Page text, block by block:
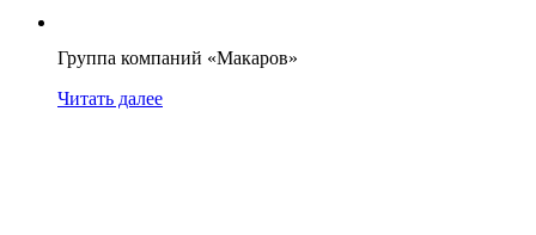
Группа компаний «Макаров»
Читать далее